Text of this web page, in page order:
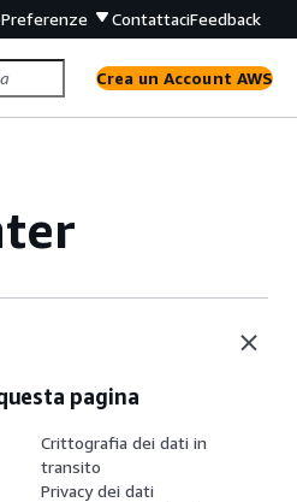
Preferenze ContattaciFeedback
Crea un Account AWS
pagina
Crittografia dei dati in
transito
Privacy dei dati